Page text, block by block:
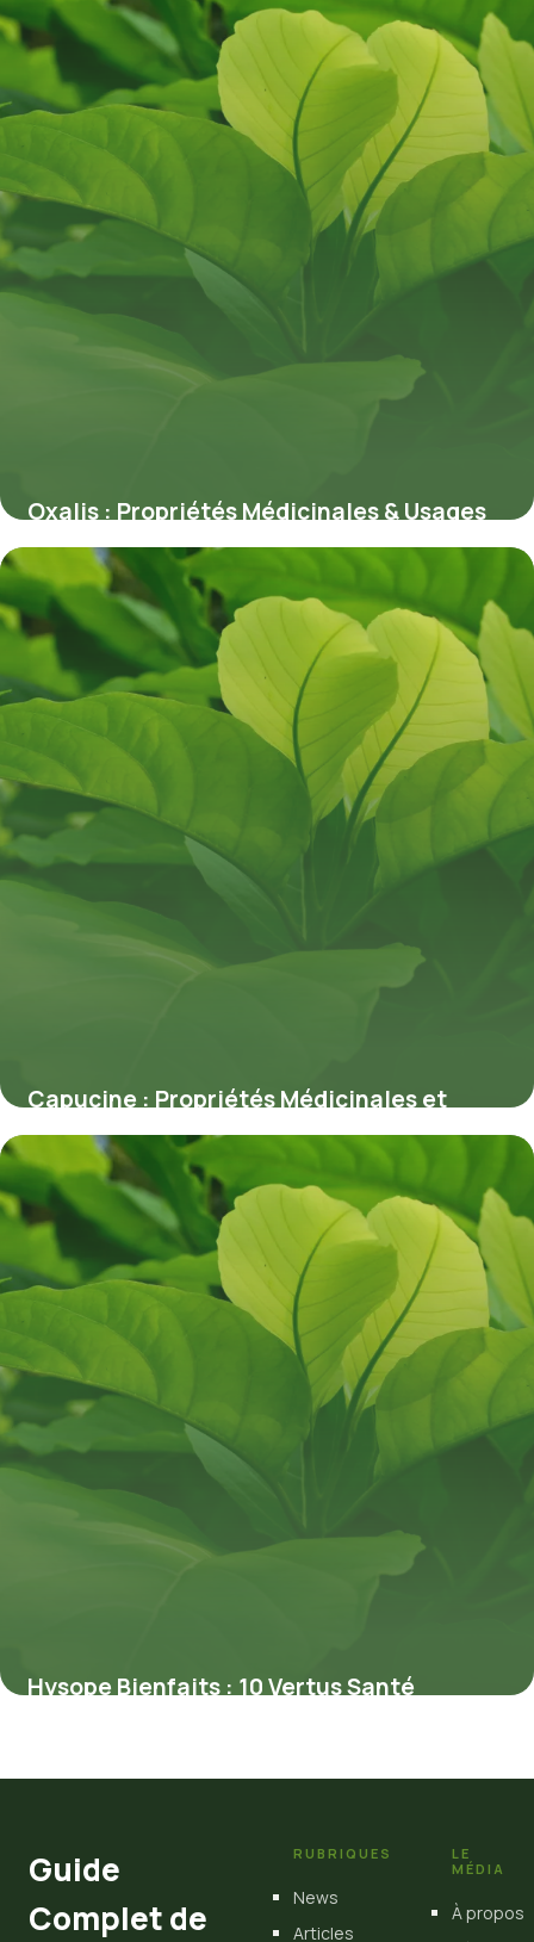
Oxalis : Propriétés Médicinales & Usages
8 juillet 2026
Capucine : Propriétés Médicinales et
Bienfaits
7 juillet 2026
Hysope Bienfaits : 10 Vertus Santé
Guide
Complet de
RUBRIQUES
News
Articles
LE
MÉDIA
À propos